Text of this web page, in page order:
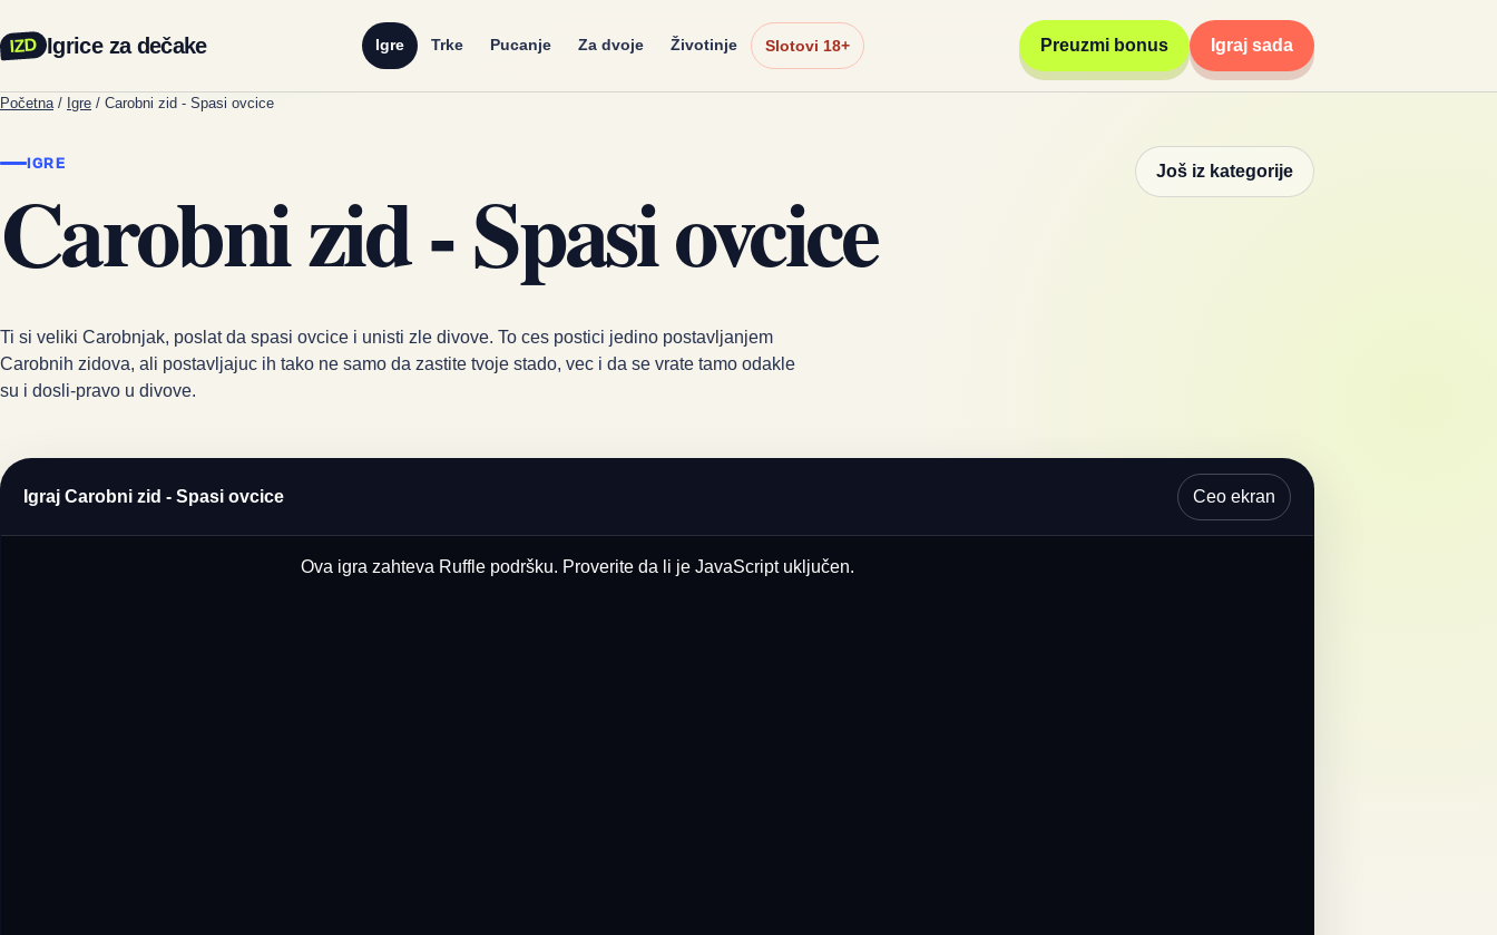
IZD Igrice za dečake Igre Trke Pucanje Za dvoje Životinje Slotovi 18+ Preuzmi bonus Igraj sada
Početna / Igre / Carobni zid - Spasi ovcice
IGRE
Carobni zid - Spasi ovcice
Ti si veliki Carobnjak, poslat da spasi ovcice i unisti zle divove. To ces postici jedino postavljanjem
Carobnih zidova, ali postavljajuc ih tako ne samo da zastite tvoje stado, vec i da se vrate tamo odakle
su i dosli-pravo u divove.
Još iz kategorije
Igraj Carobni zid - Spasi ovcice Ceo ekran
Ova igra zahteva Ruffle podršku. Proverite da li je JavaScript uključen.